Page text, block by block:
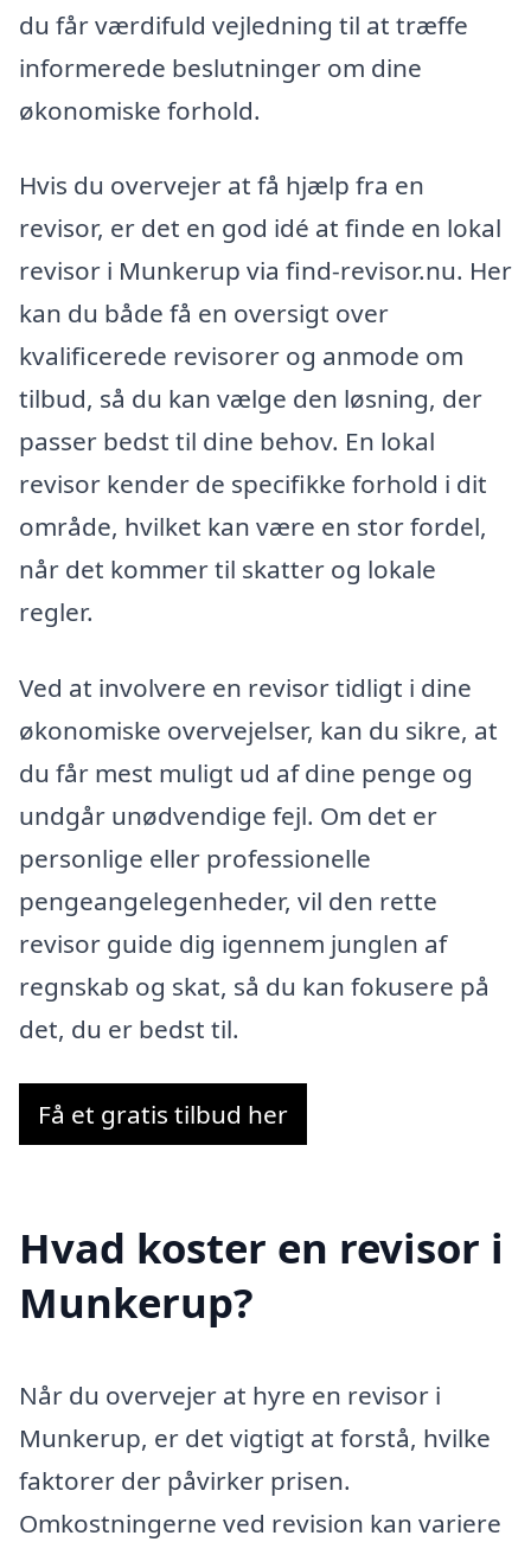
du får værdifuld vejledning til at træffe
informerede beslutninger om dine
økonomiske forhold.
Hvis du overvejer at få hjælp fra en
revisor, er det en god idé at finde en lokal
revisor i Munkerup via find-revisor.nu. Her
kan du både få en oversigt over
kvalificerede revisorer og anmode om
tilbud, så du kan vælge den løsning, der
passer bedst til dine behov. En lokal
revisor kender de specifikke forhold i dit
område, hvilket kan være en stor fordel,
når det kommer til skatter og lokale
regler.
Ved at involvere en revisor tidligt i dine
økonomiske overvejelser, kan du sikre, at
du får mest muligt ud af dine penge og
undgår unødvendige fejl. Om det er
personlige eller professionelle
pengeangelegenheder, vil den rette
revisor guide dig igennem junglen af
regnskab og skat, så du kan fokusere på
det, du er bedst til.
Få et gratis tilbud her
Hvad koster en revisor i
Munkerup?
Når du overvejer at hyre en revisor i
Munkerup, er det vigtigt at forstå, hvilke
faktorer der påvirker prisen.
Omkostningerne ved revision kan variere